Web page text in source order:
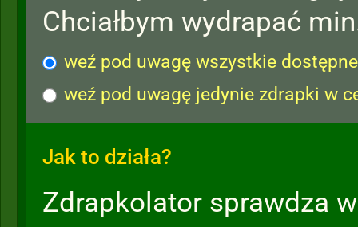
Chciałbym wydrapać
weź pod uwagę wszystkie
weź pod uwagę jedynie zdrapki w
Jak to działa?
Zdrapkolator sprawdza